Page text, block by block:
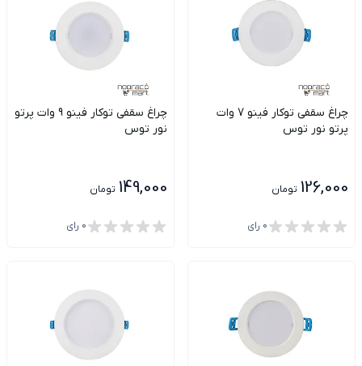
چراغ سقفی توکار فینو 7 وات
پرتو نور توس
126,000 تومان
0 رای
چراغ سقفی توکار فینو 9 وات پرتو
نور توس
149,000 تومان
0 رای